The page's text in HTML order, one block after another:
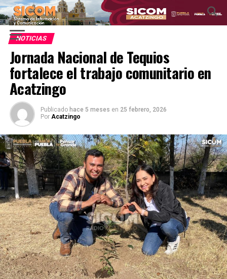
NOTICIAS
Jornada Nacional de Tequios
fortalece el trabajo comunitario en
Acatzingo
Publicado hace 5 meses en 25 febrero, 2026
Por Acatzingo